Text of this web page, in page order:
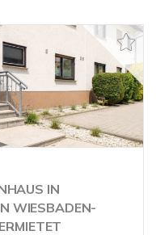
IN
WIESBADEN-